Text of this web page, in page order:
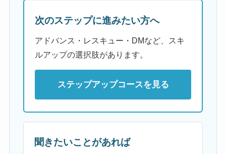
次のステップに進みたい方へ
アドバンス・レスキュー・DMなど、スキ
ルアップの選択肢があります。
ステップアップコースを見る
聞きたいことがあれば